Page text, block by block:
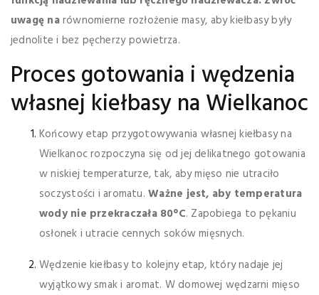
uwagę narównomierne rozłożenie masy, aby kiełbasy były
jednolite i bez pęcherzy powietrza.
Proces gotowania i wędzenia
własnej kiełbasy na Wielkanoc
Końcowy etap przygotowywania własnej kiełbasy na
Wielkanoc rozpoczyna się od jej delikatnego gotowania
w niskiej temperaturze, tak, aby mięso nie utraciło
soczystości i aromatu.Ważne jest, aby temperatura
wody nie przekraczała 80°C. Zapobiega to pękaniu
osłonek i utracie cennych soków mięsnych.
Wędzenie kiełbasy to kolejny etap, który nadaje jej
wyjątkowy smak i aromat. W domowej wędzarni mięso